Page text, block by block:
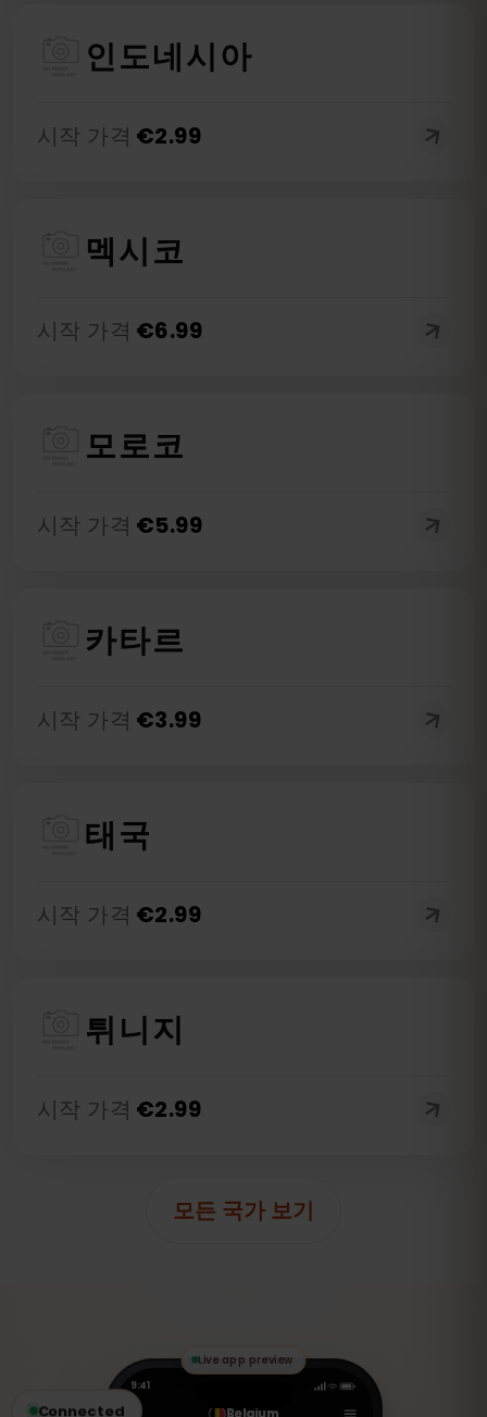
인도네시아
시작 가격 €2.99
멕시코
시작 가격 €6.99
모로코
시작 가격 €5.99
카타르
시작 가격 €3.99
태국
시작 가격 €2.99
튀니지
시작 가격 €2.99
모든 국가 보기